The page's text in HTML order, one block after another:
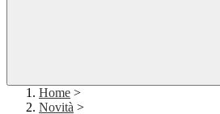
Home >
Novità >